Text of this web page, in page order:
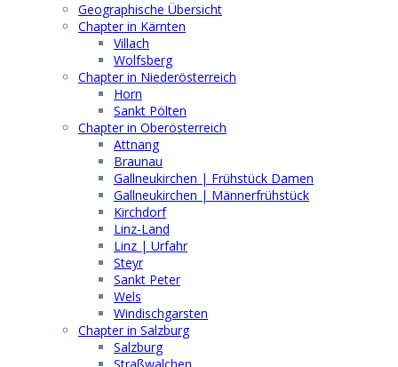
Geographische Übersicht
Chapter in Kärnten
Villach
Wolfsberg
Chapter in Niederösterreich
Horn
Sankt Pölten
Chapter in Oberösterreich
Attnang
Braunau
Gallneukirchen | Frühstück Damen
Gallneukirchen | Männerfrühstück
Kirchdorf
Linz-Land
Linz | Urfahr
Steyr
Sankt Peter
Wels
Windischgarsten
Chapter in Salzburg
Salzburg